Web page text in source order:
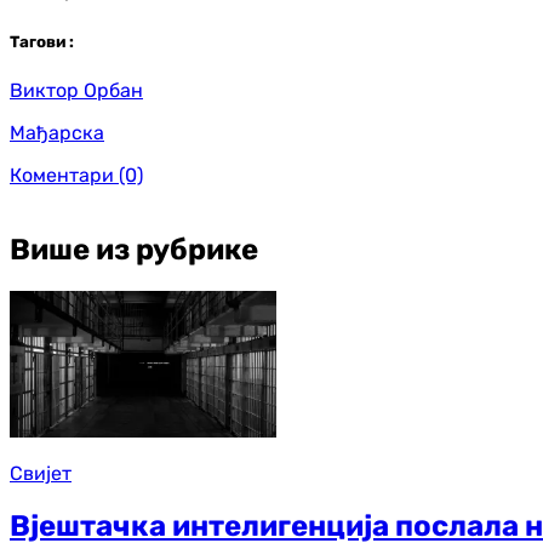
Тагови :
Виктор Орбан
Мађарска
Коментари (0)
Више из рубрике
Свијет
Вјештачка интелигенција послала